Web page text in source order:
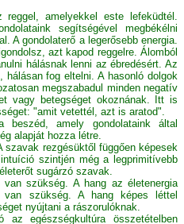
reggel, amelyekkel este lefeküdtél.
segítségével megbékélni
A gondolaterő a legerősebb energia.
azt kapod reggelre. Álomból
hálásnak lenni az ébredésért. Az
fog eltelni. A hasonló dolgok
megszabadul minden negatív
vagy betegséget okoznának. Itt is
"amit vetettél, azt is aratod".
beszéd, amely gondolataink által
alapját hozza létre.
szavak rezgésüktől függően képesek
szintjén még a legprimitívebb
sugárzó szavak.
szükség. A hang az életenergia
szükség. A hang képes léttel
nyújtani a rászorulóknak.
egészségkultúra összetételben